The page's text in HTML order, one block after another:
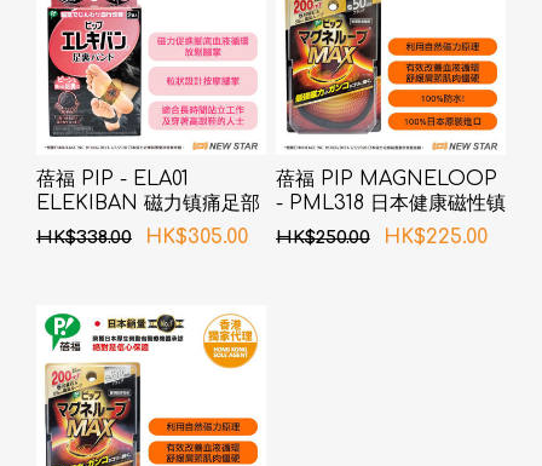
蓓福 PIP - ELA01
ELEKIBAN 磁力镇痛足部
带 (新旧包装随机发货)
HK$338.00 HK$305.00
蓓福 PIP MAGNELOOP
- PML318 日本健康磁性镇
痛颈环 黑色 50cm (新旧包
装随机发货)
HK$250.00 HK$225.00